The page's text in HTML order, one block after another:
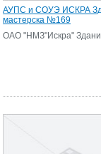
АУПС и СОУЭ ИСКРА
мастерска №169
ОАО "НМЗ"Искра"